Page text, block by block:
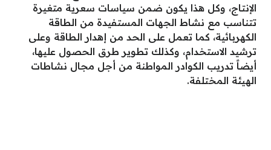
الإنتاج، وكل هذا يكون ضمن سياسات سعرية متغيرة
تتناسب مع نشاط الجهات المستفيدة من الطاقة
الكهربائية، كما تعمل على الحد من إهدار الطاقة وعلى
ترشيد الاستخدام، وكذلك تطوير طرق الحصول عليها،
أيضاً تدريب الكوادر المواطنة من أجل مجال نشاطات
الهيئة المختلفة.